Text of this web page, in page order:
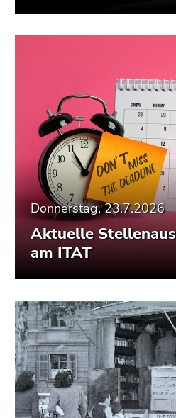
Donnerstag, 23.7.2026
Aktuelle
am ITAT